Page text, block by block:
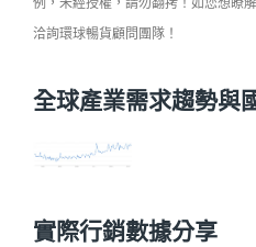
例，未經授權，請勿翻拷！如您想瞭
洽詢環球暢貨顧問團隊！
全球產業需求趨勢與
實際行銷數據分享